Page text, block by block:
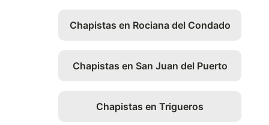
Chapistas en Rociana del Condado
Chapistas en San Juan del Puerto
Chapistas en Trigueros